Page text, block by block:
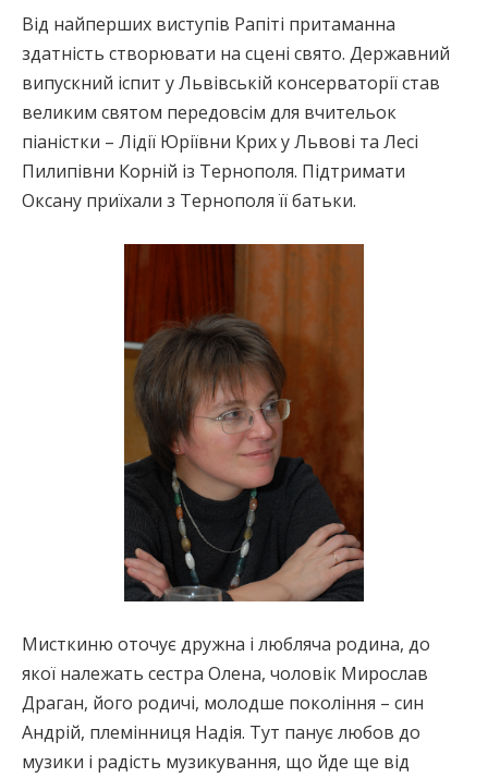
Від найперших виступів Рапіті притаманна
здатність створювати на сцені свято. Державний
випускний іспит у Львівській консерваторії став
великим святом передовсім для вчительок
піаністки – Лідії Юріївни Крих у Львові та Лесі
Пилипівни Корній із Тернополя. Підтримати
Оксану приїхали з Тернополя її батьки.
Мисткиню оточує дружна і любляча родина, до
якої належать сестра Олена, чоловік Мирослав
Драган, його родичі, молодше покоління – син
Андрій, племінниця Надія. Тут панує любов до
музики і радість музикування, що йде ще від